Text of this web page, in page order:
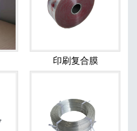
印刷复合膜